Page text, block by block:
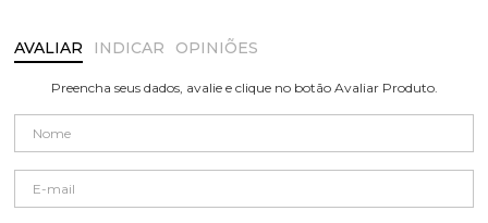
AVALIAR INDICAR OPINIÕES
Preencha seus dados, avalie e clique no botão Avaliar Produto.